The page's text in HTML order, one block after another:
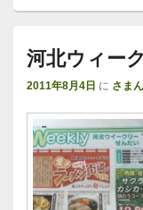
河北ウィー
2011年8月4日 に さま